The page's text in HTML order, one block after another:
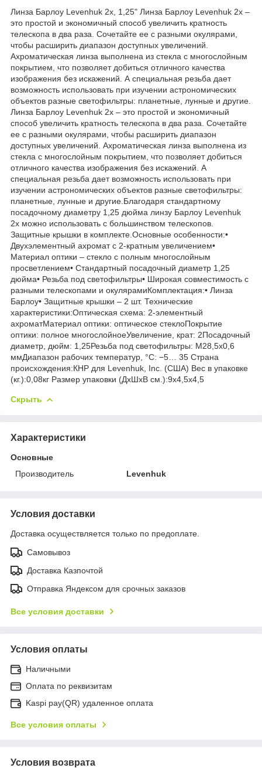
Линза Барлоу Levenhuk 2x, 1,25" Линза Барлоу Levenhuk 2x –
это простой и экономичный способ увеличить кратность
телескопа в два раза. Сочетайте ее с разными окулярами,
чтобы расширить диапазон доступных увеличений.
Ахроматическая линза выполнена из стекла с многослойным
покрытием, что позволяет добиться отличного качества
изображения без искажений. А специальная резьба дает
возможность использовать при изучении астрономических
объектов разные светофильтры: планетные, лунные и другие.
Линза Барлоу Levenhuk 2x – это простой и экономичный
способ увеличить кратность телескопа в два раза. Сочетайте
ее с разными окулярами, чтобы расширить диапазон
доступных увеличений. Ахроматическая линза выполнена из
стекла с многослойным покрытием, что позволяет добиться
отличного качества изображения без искажений. А
специальная резьба дает возможность использовать при
изучении астрономических объектов разные светофильтры:
планетные, лунные и другие.Благодаря стандартному
посадочному диаметру 1,25 дюйма линзу Барлоу Levenhuk
2x можно использовать с большинством телескопов.
Защитные крышки в комплекте.Основные особенности:•
Двухэлементный ахромат с 2-кратным увеличением•
Материал оптики – стекло с полным многослойным
просветлением• Стандартный посадочный диаметр 1,25
дюйма• Резьба под светофильтры• Широкая совместимость с
разными телескопами и окулярамиКомплектация:• Линза
Барлоу• Защитные крышки – 2 шт. Технические
характеристики:Оптическая схема: 2-элементный
ахроматМатериал оптики: оптическое стеклоПокрытие
оптики: полное многослойноеУвеличение, крат: 2Посадочный
диаметр, дюйм: 1,25Резьба под светофильтры: M28,5x0,6
ммДиапазон рабочих температур, °С: −5… 35 Страна
происхождения:КНР для Levenhuk, Inc. (США) Вес в упаковке
(кг.):0,08кг Размер упаковки (ДхШхВ см.):9x4,5x4,5
Скрыть
Характеристики
Основные
Производитель
Levenhuk
Условия доставки
Доставка осуществляется только по предоплате.
Самовывоз
Доставка Казпочтой
Отправка Яндексом для срочных заказов
Все условия доставки
Условия оплаты
Наличными
Оплата по реквизитам
Kaspi pay(QR) удаленное оплата
Все условия оплаты
Условия возврата